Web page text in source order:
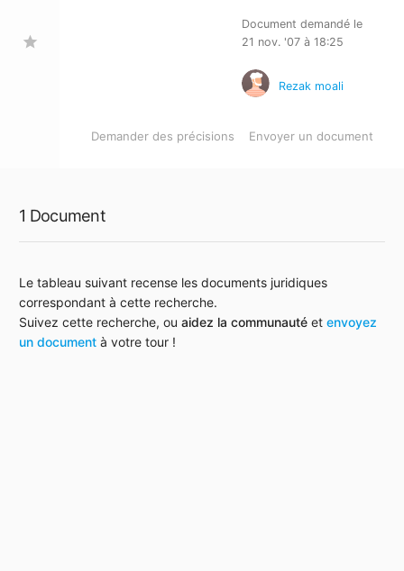
star
Document demandé le
21 nov. '07 à 18:25
Rezak moali
Demander des précisions Envoyer un document
1 Document
Le tableau suivant recense les documents juridiques
correspondant à cette recherche.
Suivez cette recherche, ou aidez la communauté et envoyez
un document à votre tour !